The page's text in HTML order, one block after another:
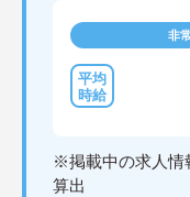
非
※掲載中の求人情
算出